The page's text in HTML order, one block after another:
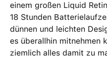
einem großen Liquid
18 Stunden
dünnen und leichten
es überallhin mitnehmen
ziemlich alles damit zu